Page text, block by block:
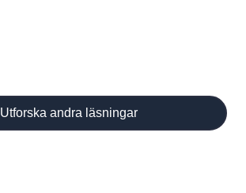
Utforska andra läsningar